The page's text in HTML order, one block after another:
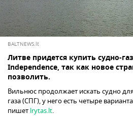
BALTNEWS.lt
Литве придется купить судно-
Independence, так как новое
позволить.
Вильнюс продолжает искать судно
газа (СПГ), у него есть четыре
пишет lrytas.lt.